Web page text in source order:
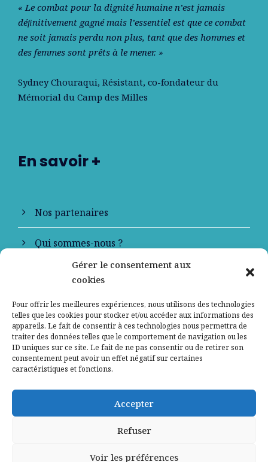
Gérer le consentement aux
cookies
Pour offrir les meilleures expériences, nous utilisons des technologies
telles que les cookies pour stocker et/ou accéder aux informations des
appareils. Le fait de consentir à ces technologies nous permettra de
traiter des données telles que le comportement de navigation ou les
ID uniques sur ce site. Le fait de ne pas consentir ou de retirer son
consentement peut avoir un effet négatif sur certaines
caractéristiques et fonctions.
Accepter
Refuser
Voir les préférences
« Le combat pour la dignité humaine n’est jamais
déﬁnitivement gagné mais l’essentiel est que ce combat
ne soit jamais perdu non plus, tant que des hommes et
des femmes sont prêts à le mener. »
Sydney Chouraqui, Résistant, co-fondateur du
Mémorial du Camp des Milles
En savoir +
Nos partenaires
Qui sommes-nous ?
Contactez-nous
Mentions légales
Politique de confidentialité